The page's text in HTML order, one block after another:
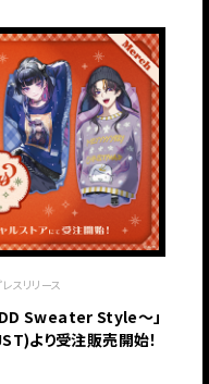
スリリース
Sweater Style〜」
より受注販売開始！